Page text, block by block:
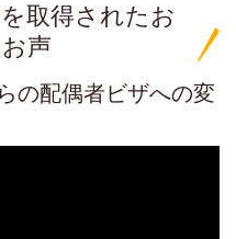
取得されたお
声
の配偶者ビザへの変